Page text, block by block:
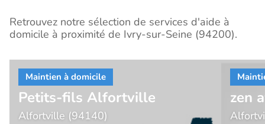
Retrouvez notre sélection de services d'aide à
domicile à proximité de Ivry-sur-Seine (94200).
Petits-fils Alfortville
Alfortville (94140)
zen